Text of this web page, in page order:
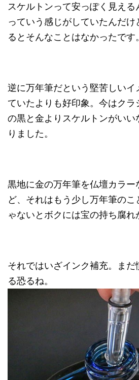
スケルトンって安っぽく見える
っていう感じがしていたんだ
るとそんなことはなかったです。
逆に万年筆だという堅苦しいイ
ていたよりも好印象。今はク
の黒と金よりスケルトンがいい
りました。
黒地に金の万年筆を仏壇カラー
ど、それはもう少し万年筆のこ
ゃないとボクには宝の持ち腐れ
それではいざインク補充。ま
る恐るね。